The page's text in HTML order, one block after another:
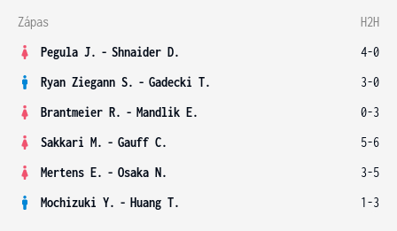
Zápas
H2H
Pegula J. - Shnaider D.
4-0
Ryan Ziegann S. - Gadecki T.
3-0
Brantmeier R. - Mandlik E.
0-3
Sakkari M. - Gauff C.
5-6
Mertens E. - Osaka N.
3-5
Mochizuki Y. - Huang T. 1-3